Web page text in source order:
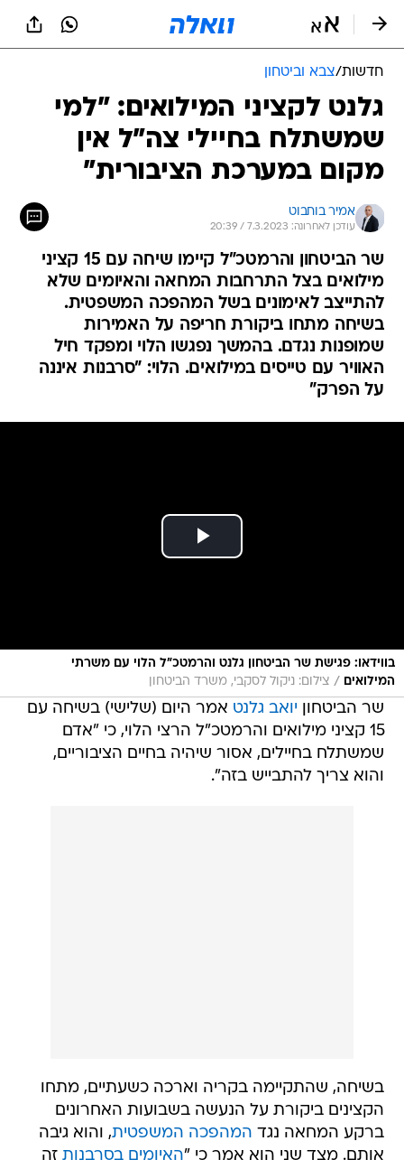
חדשות/צבא וביטחון
גלנט לקציני המילואים: "למי
שמשתלח בחיילי צה"ל אין
מקום במערכת הציבורית"
אמיר בוחבוט
עודכן לאחרונה: 7.3.2023 / 20:39
שר הביטחון והרמטכ"ל קיימו שיחה עם 15 קציני
מילואים בצל התרחבות המחאה והאיומים שלא
להתייצב לאימונים בשל המהפכה המשפטית.
בשיחה מתחו ביקורת חריפה על האמירות
שמופנות נגדם. בהמשך נפגשו הלוי ומפקד חיל
האוויר עם טייסים במילואים. הלוי: "סרבנות איננה
על הפרק"
בווידאו: פגישת שר הביטחון גלנט והרמטכ״ל הלוי עם משרתי
המילואים
/ צילום: ניקול לסקבי, משרד הביטחון
שר הביטחון יואב גלנט אמר היום (שלישי) בשיחה עם
15 קציני מילואים והרמטכ"ל הרצי הלוי, כי "אדם
שמשתלח בחיילים, אסור שיהיה בחיים הציבוריים,
והוא צריך להתבייש בזה".
בשיחה, שהתקיימה בקריה וארכה כשעתיים, מתחו
הקצינים ביקורת על הנעשה בשבועות האחרונים
ברקע המחאה נגד המהפכה המשפטית, והוא גיבה
אותם. מצד שני הוא אמר כי "האיומים בסרבנות זה